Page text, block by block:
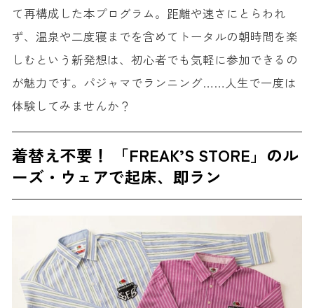
て再構成した本プログラム。距離や速さにとらわれ
ず、温泉や二度寝までを含めてトータルの朝時間を楽
しむという新発想は、初心者でも気軽に参加できるの
が魅力です。パジャマでランニング……人生で一度は
体験してみませんか？
着替え不要！ 「FREAK’S STORE」のル
ーズ・ウェアで起床、即ラン